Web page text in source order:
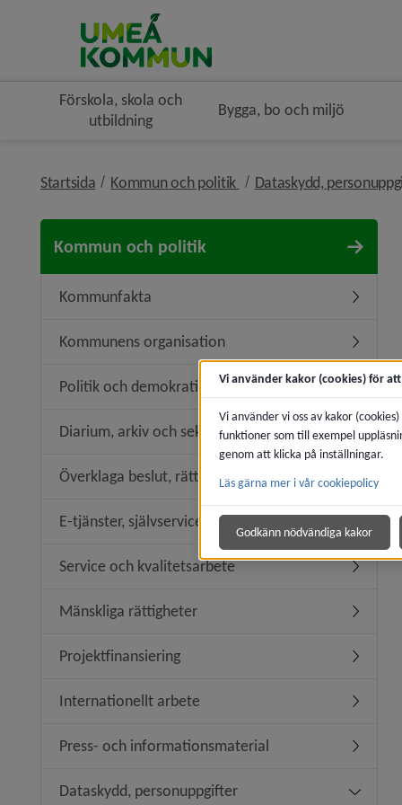
Förskola, skola och
utbildning
Bygga, bo och miljö
Startsida Kommun och politik nivå i
Dataskydd,
Kommun och politik
Kommunfakta
Kommunens organisation
Politik och demokrati
Diarium, arkiv och sekretess
Överklaga beslut, rättssäkerhet
E-tjänster, självservice
Service och kvalitetsarbete
Mänskliga rättigheter
Projektfinansiering
Internationellt arbete
Press- och informationsmaterial
Dataskydd, personuppgifter
Vi använder kakor (cookies) för
Vi använder vi oss av kakor
funktioner som till exempel
genom att klicka på inställningar.
Läs gärna mer i vår cookiepolicy
Godkänn nödvändiga kakor